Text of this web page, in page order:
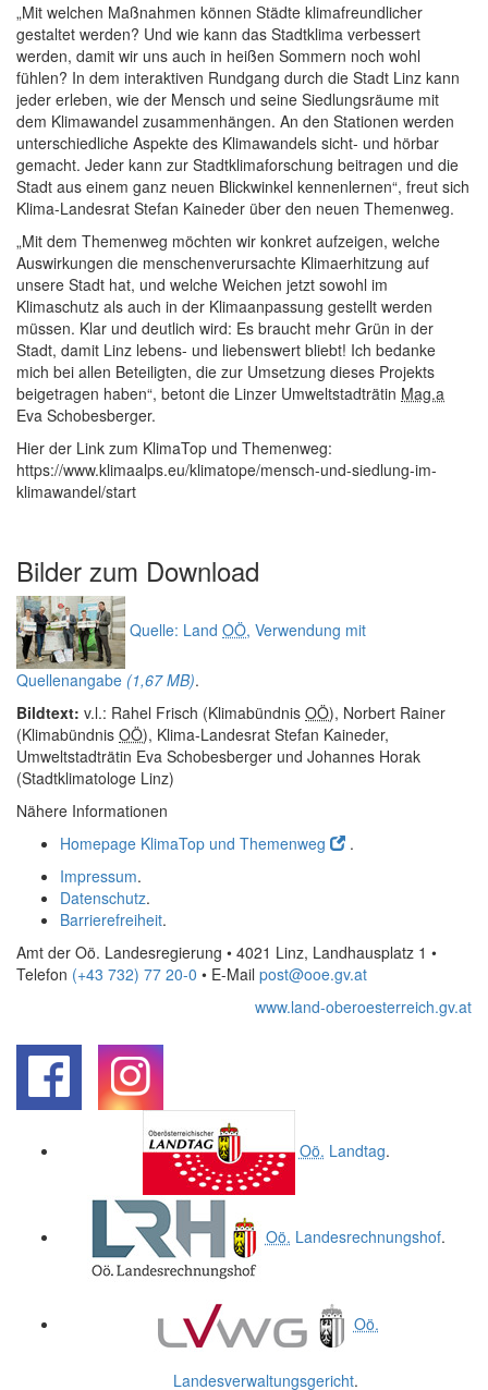
„Mit welchen Maßnahmen können Städte klimafreundlicher
gestaltet werden? Und wie kann das Stadtklima verbessert
werden, damit wir uns auch in heißen Sommern noch wohl
fühlen? In dem interaktiven Rundgang durch die Stadt Linz kann
jeder erleben, wie der Mensch und seine Siedlungsräume mit
dem Klimawandel zusammenhängen. An den Stationen werden
unterschiedliche Aspekte des Klimawandels sicht- und hörbar
gemacht. Jeder kann zur Stadtklimaforschung beitragen und die
Stadt aus einem ganz neuen Blickwinkel kennenlernen“, freut sich
Klima-Landesrat Stefan Kaineder über den neuen Themenweg.
„Mit dem Themenweg möchten wir konkret aufzeigen, welche
Auswirkungen die menschenverursachte Klimaerhitzung auf
unsere Stadt hat, und welche Weichen jetzt sowohl im
Klimaschutz als auch in der Klimaanpassung gestellt werden
müssen. Klar und deutlich wird: Es braucht mehr Grün in der
Stadt, damit Linz lebens- und liebenswert bliebt! Ich bedanke
mich bei allen Beteiligten, die zur Umsetzung dieses Projekts
beigetragen haben“, betont die Linzer Umweltstadträtin Mag.a
Eva Schobesberger.
Hier der Link zum KlimaTop und Themenweg:
https://www.klimaalps.eu/klimatope/mensch-und-siedlung-im-
klimawandel/start
Bilder zum Download
Quelle: Land OÖ, Verwendung mit
Quellenangabe (1,67 MB).
Bildtext: v.l.: Rahel Frisch (Klimabündnis OÖ), Norbert Rainer
(Klimabündnis OÖ), Klima-Landesrat Stefan Kaineder,
Umweltstadträtin Eva Schobesberger und Johannes Horak
(Stadtklimatologe Linz)
Nähere Informationen
Homepage KlimaTop und Themenweg
.
Impressum.
Datenschutz.
Barrierefreiheit.
Amt der Oö. Landesregierung • 4021 Linz, Landhausplatz 1 •
Telefon (+43 732) 77 20-0 • E-Mail post@ooe.gv.at
www.land-oberoesterreich.gv.at
Oö. Landtag.
Oö. Landesrechnungshof.
Oö.
Landesverwaltungsgericht.